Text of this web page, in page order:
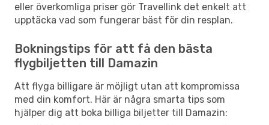
eller överkomliga priser gör Travellink det enkelt att
upptäcka vad som fungerar bäst för din resplan.
Bokningstips för att få den bästa
flygbiljetten till Damazin
Att flyga billigare är möjligt utan att kompromissa
med din komfort. Här är några smarta tips som
hjälper dig att boka billiga biljetter till Damazin: